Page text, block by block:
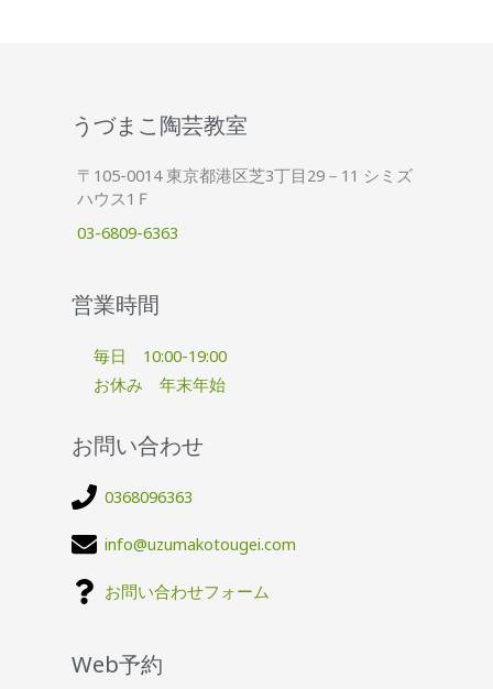
うづまこ陶芸教室
〒105-0014 東京都港区芝3丁目29－11 シミズ
ハウス1Ｆ
03-6809-6363
営業時間
毎日 10:00-19:00
お休み 年末年始
お問い合わせ
0368096363
info@uzumakotougei.com
お問い合わせフォーム
Web予約